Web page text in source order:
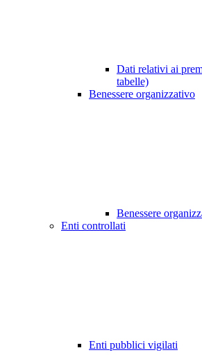
Dati relativi ai
tabelle)
Benessere organizzativo
Benessere
Enti controllati
Enti pubblici vigilati